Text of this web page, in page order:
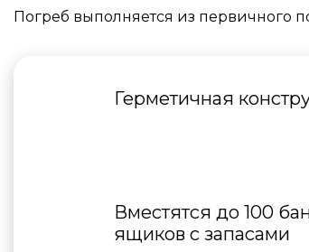
Погреб выполняется из первичного
Герметичная
Вместятся до 100
ящиков с запасами